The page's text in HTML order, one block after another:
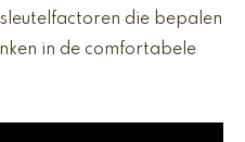
die bepalen
in de comfortabele